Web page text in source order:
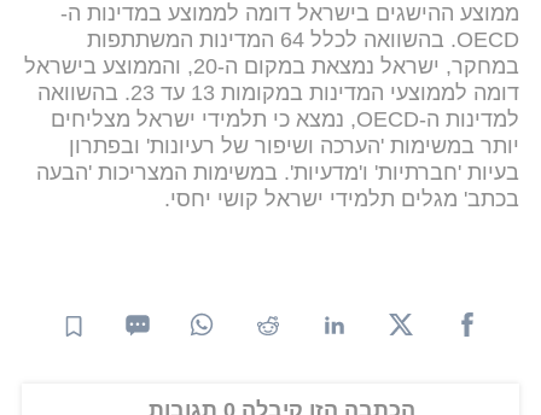
ממוצע ההישגים בישראל דומה לממוצע במדינות ה-
OECD. בהשוואה לכלל 64 המדינות המשתתפות
במחקר, ישראל נמצאת במקום ה-20, והממוצע בישראל
דומה לממוצעי המדינות במקומות 13 עד 23. בהשוואה
למדינות ה-OECD, נמצא כי תלמידי ישראל מצליחים
יותר במשימות 'הערכה ושיפור של רעיונות' ובפתרון
בעיות 'חברתיות' ו'מדעיות'. במשימות המצריכות 'הבעה
בכתב' מגלים תלמידי ישראל קושי יחסי.
הכתבה הזו קיבלה 0 תגובות